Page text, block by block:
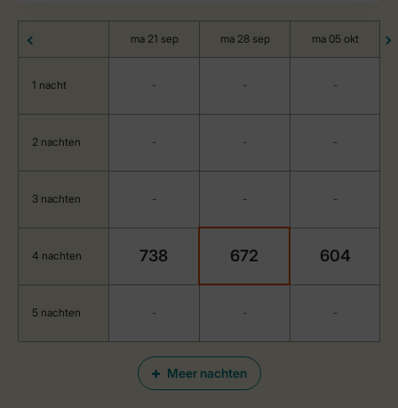
Meer nachten
ma 21 sep ma 28 sep ma 05 okt
1 nacht - - -
2 nachten - - -
3 nachten - - -
4 nachten 738 672 604
5 nachten - - -